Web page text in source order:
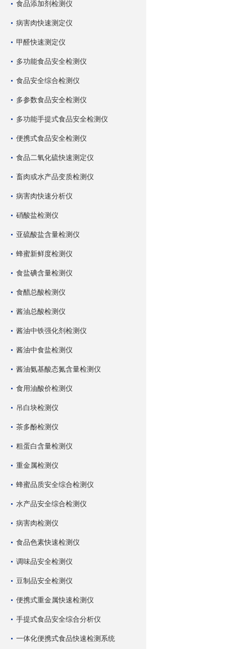
食品添加剂检测仪
病害肉快速测定仪
甲醛快速测定仪
多功能食品安全检测仪
食品安全综合检测仪
多参数食品安全检测仪
多功能手提式食品安全检测仪
便携式食品安全检测仪
食品二氧化硫快速测定仪
畜肉或水产品变质检测仪
病害肉快速分析仪
硝酸盐检测仪
亚硫酸盐含量检测仪
蜂蜜新鲜度检测仪
食盐碘含量检测仪
食醋总酸检测仪
酱油总酸检测仪
酱油中铁强化剂检测仪
酱油中食盐检测仪
酱油氨基酸态氮含量检测仪
食用油酸价检测仪
吊白块检测仪
茶多酚检测仪
粗蛋白含量检测仪
重金属检测仪
蜂蜜品质安全综合检测仪
水产品安全综合检测仪
病害肉检测仪
食品色素快速检测仪
调味品安全检测仪
豆制品安全检测仪
便携式重金属快速检测仪
手提式食品安全综合分析仪
一体化便携式食品快速检测系统